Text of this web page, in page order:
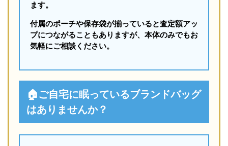
ます。
付属のポーチや保存袋が揃っていると査定額アッ
プにつながることもありますが、本体のみでもお
気軽にご相談ください。
🏠ご自宅に眠っているブランドバッグ
はありませんか？